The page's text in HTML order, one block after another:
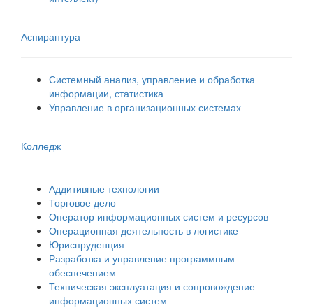
Аспирантура
Системный анализ, управление и обработка
информации, статистика
Управление в организационных системах
Колледж
Аддитивные технологии
Торговое дело
Оператор информационных систем и ресурсов
Операционная деятельность в логистике
Юриспруденция
Разработка и управление программным
обеспечением
Техническая эксплуатация и сопровождение
информационных систем